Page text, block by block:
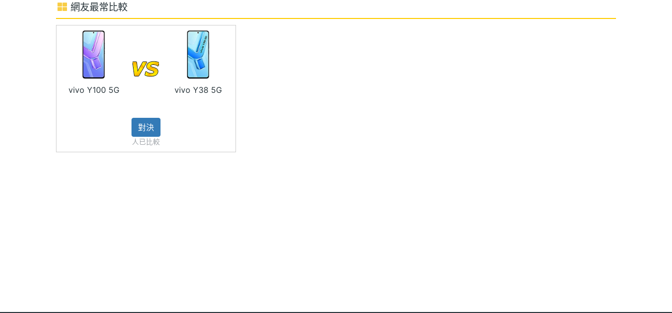
◎ Wi-Fi 5、藍牙 5.1
◎ 6,000mAh 電池
◎ 採用 USB Type-C 規格支援 44W 快充
◎支援 MicroSD 記憶卡擴充，最高可擴充 1TB 儲存空間
◎ 側邊指紋辨識
※本文為 SOGI 手機王版權所有，未經授權不得轉載使用※
主螢幕像素密度
主螢幕材質
主螢幕觸控 Yes
主螢幕更新率
網友最常比較
vivo Y100 5G vivo Y38 5G
對決
人已比較